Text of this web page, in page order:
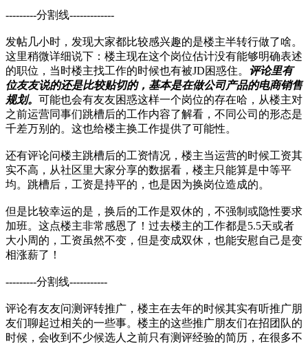
---------分割线-------------
发帖几小时，发现大家都比较感兴趣的是楼主半转行做了啥。
这里稍微详细说下：楼主现在这个岗位估计没有能够明确表述
的职位，当时楼主找工作的时候也有被JD困惑住。 评论里有
位友友说的还是比较贴切的，基本是在做公司产品的电商销售
规划。 可能也会有友友困惑这样一个岗位的存在哈，从楼主对
之前运营同事们跳槽后的工作内容了解看，不同公司的形态是
千差万别的。这也给楼主换工作提供了可能性。
还有评论问楼主跳槽后的工资情况，楼主当运营的时候工资其
实不高，从社区里大家分享的数据看，楼主只能算是中等平
均。跳槽后，工资是持平的，也是因为换岗位造成的。
但是比较幸运的是，换后的工作是双休的，不强制或隐性要求
加班。这点楼主非常感恩了！过去楼主的工作都是5.5天或者
大小周的，工资虽然不变，但是变成双休，也能安慰自己是变
相涨薪了！
---------分割线-----------
评论有友友问测评转推广，楼主在去年的时候其实有听推广朋
友们聊起过相关的一些事。楼主的这些推广朋友们在招团队的
时候，会收到不少候选人之前只有测评经验的简历，在很多不